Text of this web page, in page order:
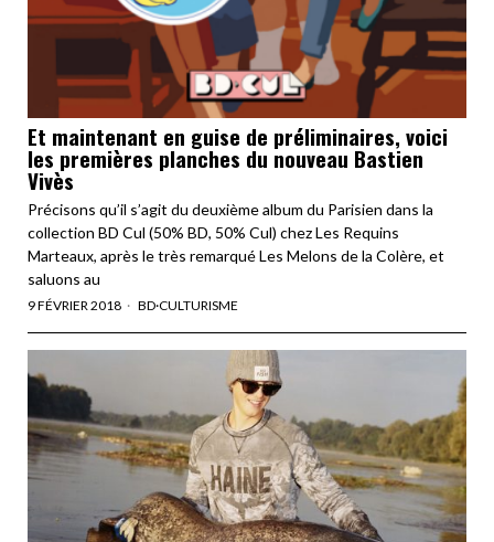
Et maintenant en guise de préliminaires, voici
les premières planches du nouveau Bastien
Vivès
Précisons qu’il s’agit du deuxième album du Parisien dans la
collection BD Cul (50% BD, 50% Cul) chez Les Requins
Marteaux, après le très remarqué Les Melons de la Colère, et
saluons au
9 FÉVRIER 2018 BD·CULTURISME